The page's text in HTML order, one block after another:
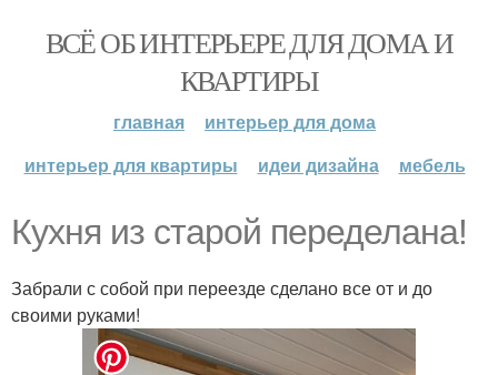
ВСЁ ОБ ИНТЕРЬЕРЕ ДЛЯ ДОМА И
КВАРТИРЫ
главная
интерьер для дома
интерьер для квартиры
идеи дизайна мебель
Кухня из старой переделана!
Забрали с собой при переезде сделано все от и до
своими руками!